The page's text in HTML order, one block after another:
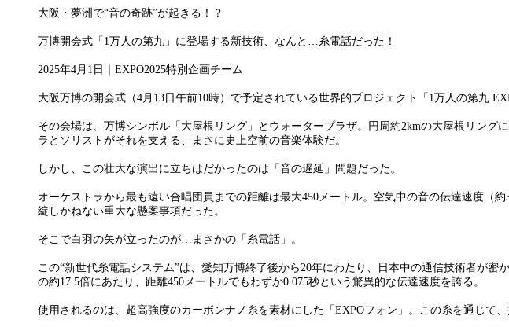
大阪・夢洲で“音の奇跡”が起きる！？
万博開会式「1万人の第九」に登場する新技術、なんと…糸電話だった！
2025年4月1日｜EXPO2025特別企画チーム
大阪万博の開会式（4月13日午前10時）で予定されている世界的プロジェクト「1万人の第九
その会場は、万博シンボル「大屋根リング」とウォータープラザ。円周約2kmの大屋根リン
ラとソリストがそれを支える、まさに史上空前の音楽体験だ。
しかし、この壮大な演出に立ちはだかったのは「音の遅延」問題だった。
オーケストラから最も遠い合唱団員までの距離は最大450メートル。空気中の音の伝達速度（
綻しかねない重大な懸案事項だった。
そこで白羽の矢が立ったのが…まさかの「糸電話」。
この“新世代糸電話システム”は、愛知万博終了後から20年にわたり、日本中の通信技術者が
の約17.5倍にあたり、距離450メートルでもわずか0.075秒という驚異的な伝達速度を誇る。
使用されるのは、超高強度のカーボンナノ糸を素材にした「EXPOフォン」。この糸を通じて